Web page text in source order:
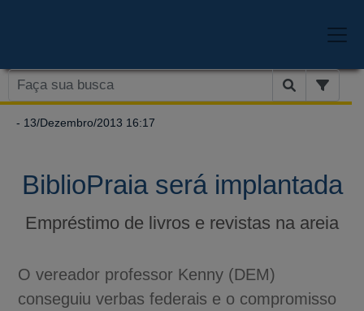
- 13/Dezembro/2013 16:17
BiblioPraia será implantada
Empréstimo de livros e revistas na areia
O vereador professor Kenny (DEM)
conseguiu verbas federais e o compromisso